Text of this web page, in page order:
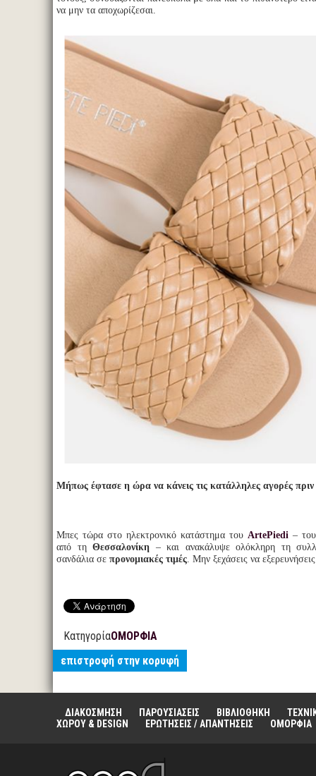
να μην τα αποχωρίζεσαι.
Μήπως έφτασε η ώρα να κάνεις τις κατάλληλες αγορές πριν
Μπες τώρα στο ηλεκτρονικό κατάστημα του ArtePiedi –
από τη Θεσσαλονίκη – και ανακάλυψε ολόκληρη τη
σανδάλια σε προνομιακές τιμές. Μην ξεχάσεις να
ΚατηγορίαΟΜΟΡΦΙΑ
επιστροφή στην κορυφή
ΔΙΑΚΟΣΜΗΣΗ ΠΑΡΟΥΣΙΑΣΕΙΣ ΒΙΒΛΙΟΘΗΚΗ
ΧΩΡΟΥ & DESIGN
ΕΡΩΤΗΣΕΙΣ / ΑΠΑΝΤΗΣΕΙΣ ΟΜΟΡΦΙΑ